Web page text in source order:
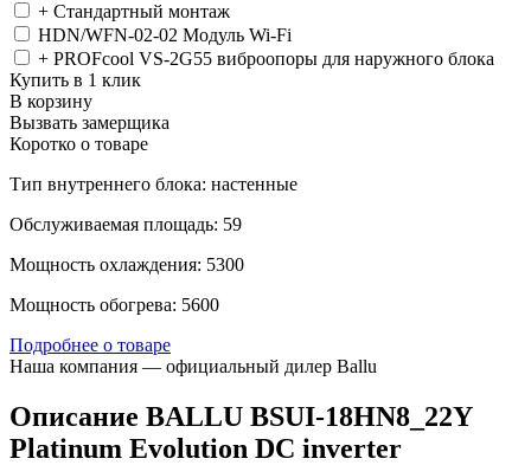
+ Стандартный монтаж
HDN/WFN-02-02 Модуль Wi-Fi
+ PROFcool VS-2G55 виброопоры для наружного блока
Купить в 1 клик
В корзину
Вызвать замерщика
Коротко о товаре
Тип внутреннего блока: настенные
Обслуживаемая площадь: 59
Мощность охлаждения: 5300
Мощность обогрева: 5600
Подробнее о товаре
Наша компания — официальный дилер Ballu
Описание BALLU BSUI-18HN8_22Y
Platinum Evolution DC inverter